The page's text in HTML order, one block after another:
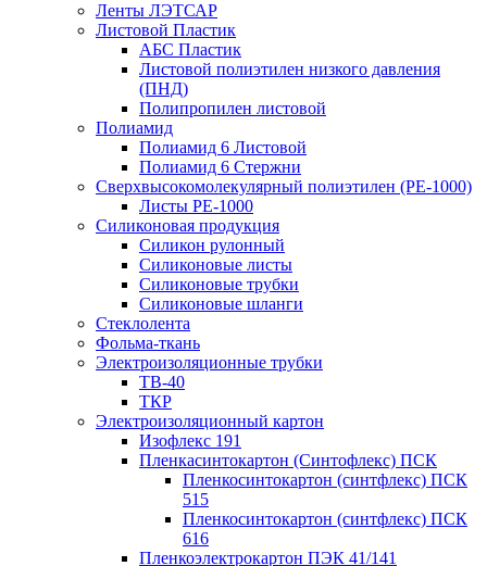
Ленты ЛЭТСАР
Листовой Пластик
АБС Пластик
Листовой полиэтилен низкого давления
(ПНД)
Полипропилен листовой
Полиамид
Полиамид 6 Листовой
Полиамид 6 Стержни
Сверхвысокомолекулярный полиэтилен (PE-1000)
Листы РЕ-1000
Силиконовая продукция
Силикон рулонный
Силиконовые листы
Силиконовые трубки
Силиконовые шланги
Стеклолента
Фольма-ткань
Электроизоляционные трубки
ТВ-40
ТКР
Электроизоляционный картон
Изофлекс 191
Пленкасинтокартон (Синтофлекс) ПСК
Пленкосинтокартон (синтфлекс) ПСК
515
Пленкосинтокартон (синтфлекс) ПСК
616
Пленкоэлектрокартон ПЭК 41/141